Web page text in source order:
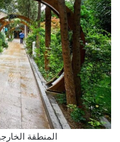
المنطقة